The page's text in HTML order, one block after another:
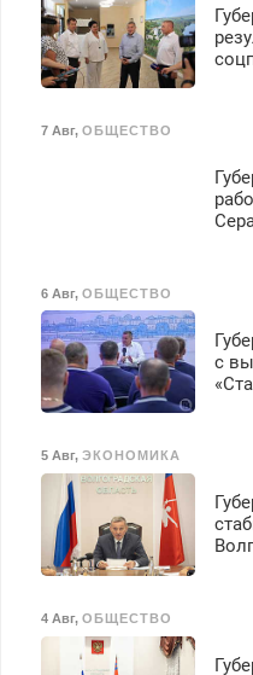
7 Авг, ОБЩЕСТВО
6 Авг, ОБЩЕСТВО
с
5 Авг, ЭКОНОМИКА
4 Авг, ОБЩЕСТВО